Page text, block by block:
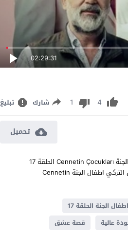
02:29:31
4
1 شارك تبليغ
تحميل
مشاهدة مسلسل اطفال الجنة الحلقة 17 مترجم للعربية اون لاين جودة عالية FULL HD مسلسل اطفال الجنة Cennetin Çocukları الحلقة 17
السابعة عشر كاملة تحميل مباشر سيرفرات متعددة بجودات عالية 1080p 720p 480p مشاهدة المسلسل التركي اطفال الجنة Cennetin
اطفال الجنة الحلقة 17
عالية
قصة عشق